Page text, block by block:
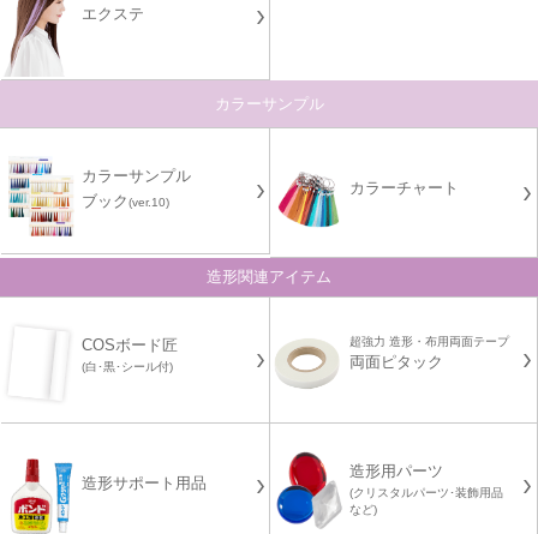
エクステ
カラーサンプル
カラーサンプル
ブック(ver.10)
カラーチャート
造形関連アイテム
COSボード匠
(白･黒･シール付)
超強力 造形・布用両面テープ
両面ピタック
造形サポート用品
造形用パーツ
(クリスタルパーツ･装飾用品
など)